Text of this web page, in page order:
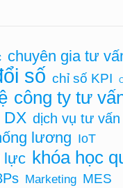
chuyên gia tư
số chỉ số KPI
công ty tư
DX dịch vụ tư vấn
lương IoT
lực khóa học
Marketing MES